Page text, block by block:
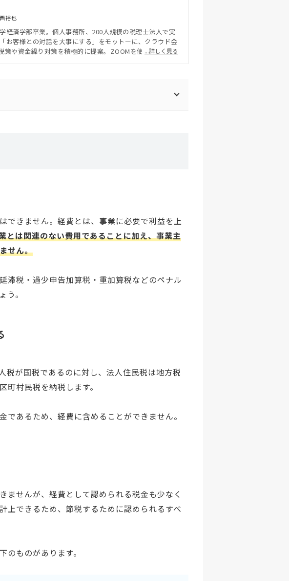
裕也
済学部卒業。個人事務所、200人規模の税理士法人で実
お客様との対話を大事にする」をモットーに、クラウド会
策や資金繰り対策を積極的に提案。ZOOMを使ったオンラ
...詳しく見る
できません。経費とは、事業に必要で利益を上
とは関連のない費用であることに加え、事業主
せん。
滞税・過少申告加算税・重加算税などのペナル
。
税が国税であるのに対し、法人住民税は地方税
村民税を納税します。
あるため、経費に含めることができません。
ませんが、経費として認められる税金も少なく
上できるため、節税するために認められるすべ
ものがあります。